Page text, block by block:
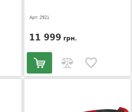
Арт: 2921
11 999 грн.